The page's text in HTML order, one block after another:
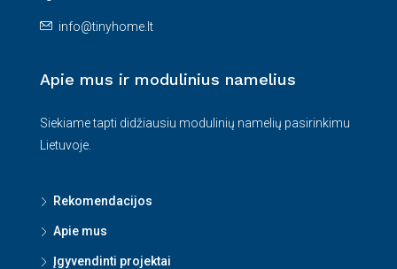
info@tinyhome.lt
Apie mus ir modulinius namelius
Siekiame tapti didžiausiu modulinių namelių pasirinkimu
Lietuvoje.
Rekomendacijos
Apie mus
Įgyvendinti projektai